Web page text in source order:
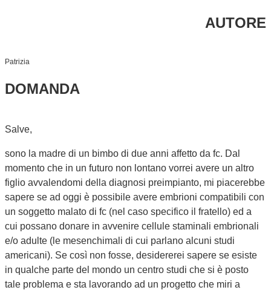
AUTORE
Patrizia
DOMANDA
Salve,
sono la madre di un bimbo di due anni affetto da fc. Dal
momento che in un futuro non lontano vorrei avere un altro
figlio avvalendomi della diagnosi preimpianto, mi piacerebbe
sapere se ad oggi è possibile avere embrioni compatibili con
un soggetto malato di fc (nel caso specifico il fratello) ed a
cui possano donare in avvenire cellule staminali embrionali
e/o adulte (le mesenchimali di cui parlano alcuni studi
americani). Se così non fosse, desidererei sapere se esiste
in qualche parte del mondo un centro studi che si è posto
tale problema e sta lavorando ad un progetto che miri a